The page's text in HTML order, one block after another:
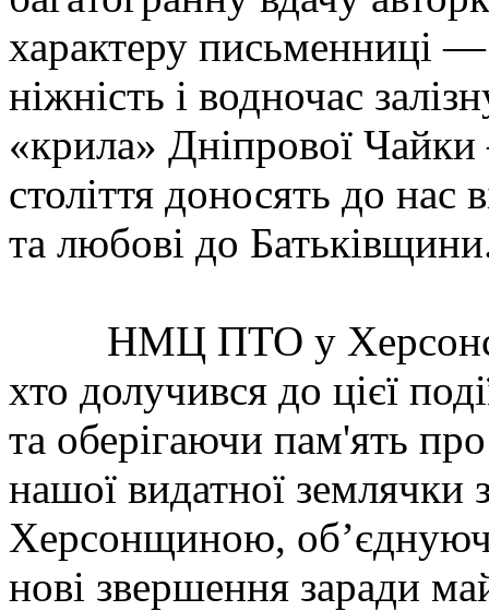
характеру письменниці
ніжність і водночас
«крила» Дніпрової Чайки
століття доносять до нас
та любові до
НМЦ ПТО у
хто долучився до цієї
та оберігаючи пам'ять
нашої видатної землячки
Херсонщиною,
нові звершення заради